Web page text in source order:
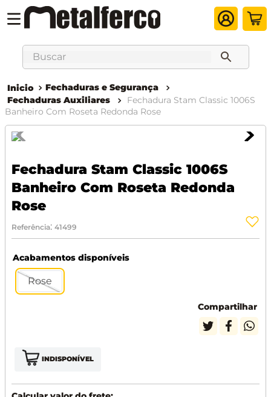
Buscar
Fechaduras e Segurança
Fechaduras Auxiliares
Fechadura Stam Classic 1006S
Banheiro Com Roseta Redonda Rose
Fechadura Stam Classic 1006S
Banheiro Com Roseta Redonda
Rose
Referência: 41499
Acabamentos disponíveis
Rose
Compartilhar
INDISPONÍVEL